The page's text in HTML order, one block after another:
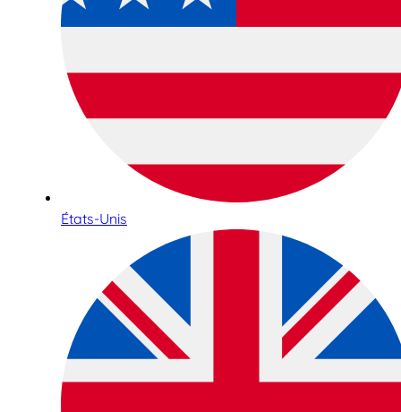
États-Unis